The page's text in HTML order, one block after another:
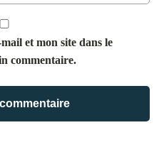
et mon site dans le
commentaire.